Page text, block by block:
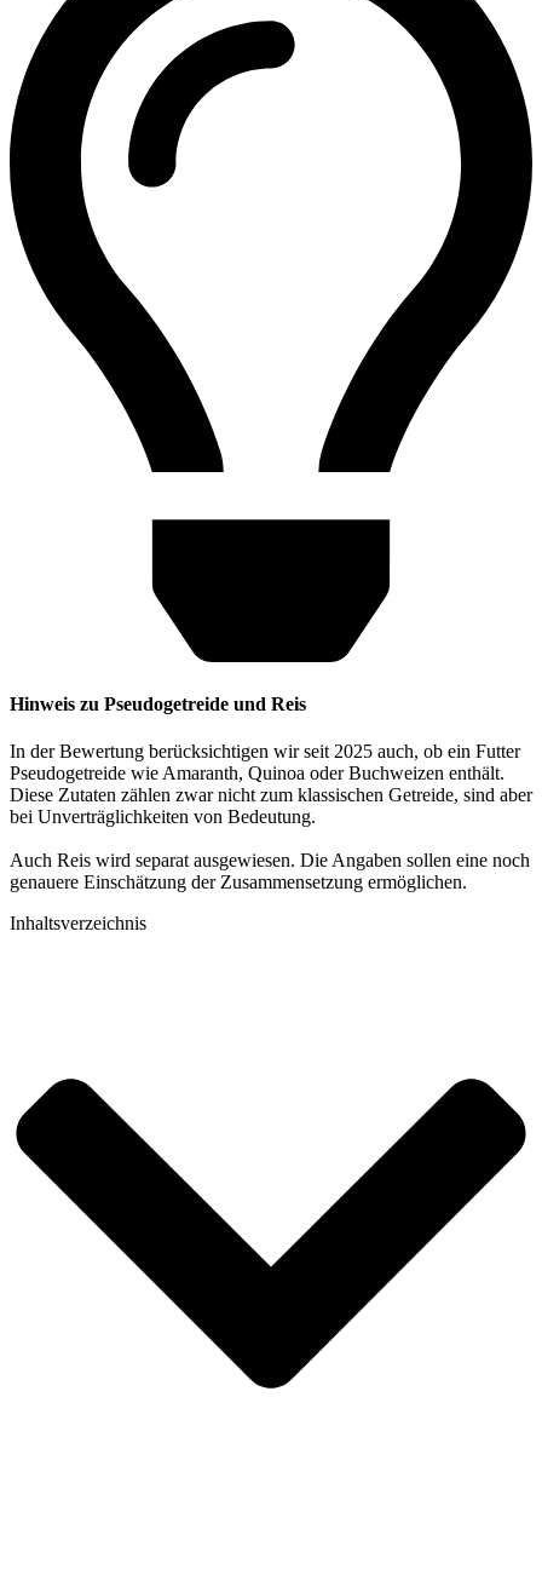
Hinweis zu Pseudogetreide und Reis
In der Bewertung berücksichtigen wir seit 2025 auch, ob ein Futter
Pseudogetreide wie Amaranth, Quinoa oder Buchweizen enthält.
Diese Zutaten zählen zwar nicht zum klassischen Getreide, sind aber
bei Unverträglichkeiten von Bedeutung.
Auch Reis wird separat ausgewiesen. Die Angaben sollen eine noch
genauere Einschätzung der Zusammensetzung ermöglichen.
Inhaltsverzeichnis​